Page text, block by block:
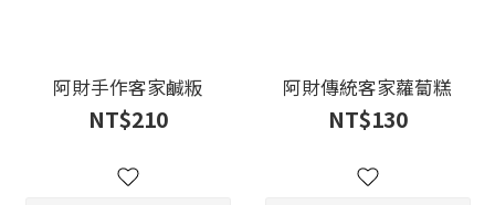
阿財手作客家鹹粄
NT$210
阿財傳統客家蘿蔔糕
NT$130